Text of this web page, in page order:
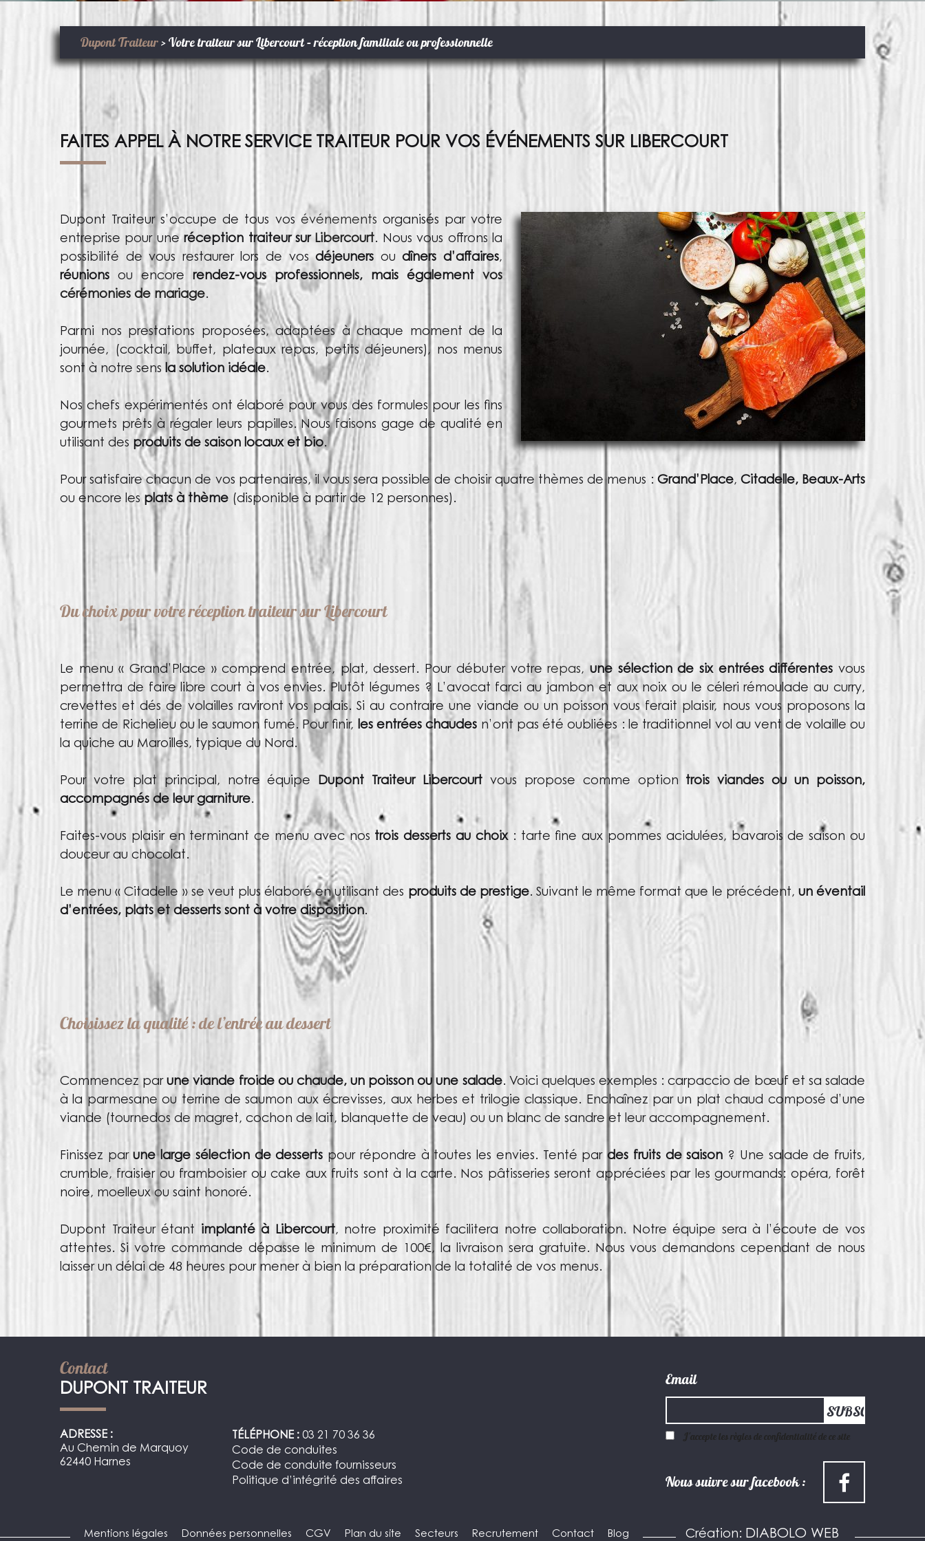
Dupont Traiteur>Votre traiteur sur Libercourt – réception familiale ou professionnelle
FAITES APPEL À NOTRE SERVICE TRAITEUR POUR VOS ÉVÉNEMENTS SUR LIBERCOURT
Dupont Traiteur s’occupe de tous vos événements organisés par votre
entreprise pour uneréception traiteur sur Libercourt. Nous vous offrons la
possibilité de vous restaurer lors de vosdéjeuners oudîners d’affaires,
réunions ou encore rendez-vous professionnels, mais également vos
cérémonies de mariage.
Parmi nos prestations proposées, adaptées à chaque moment de la
journée, (cocktail, buffet, plateaux repas, petits déjeuners), nos menus
sont à notre sens la solution idéale.
Nos chefs expérimentés ont élaboré pour vous des formules pour les fins
gourmets prêts à régaler leurs papilles. Nous faisons gage de qualité en
utilisant des produits de saison locaux et bio.
Pour satisfaire chacun de vos partenaires, il vous sera possible de choisir quatre thèmes de menus : Grand’Place, Citadelle, Beaux-Arts
ou encore les plats à thème (disponible à partir de 12 personnes).
Du choix pour votre réception traiteur sur Libercourt
Le menu « Grand’Place » comprend entrée, plat, dessert. Pour débuter votrerepas, une sélection de six entrées différentes vous
permettra de faire libre court à vos envies. Plutôt légumes ? L’avocat farci au jambon et aux noix ou le céleri rémoulade au curry,
crevettes et dés de volailles raviront vos palais. Si au contraire une viande ou un poisson vous ferait plaisir, nous vous proposons la
terrine de Richelieu ou le saumon fumé. Pour finir, les entrées chaudes n’ont pas été oubliées : le traditionnel vol au vent de volaille ou
la quiche au Maroilles, typique du Nord.
Pour votre plat principal, notre équipe Dupont Traiteur Libercourt vous propose comme option trois viandes ou un poisson,
accompagnés de leur garniture.
Faites-vous plaisir en terminant ce menu avec nos trois desserts au choix : tarte fine aux pommes acidulées, bavarois de saison ou
douceur au chocolat.
Le menu « Citadelle » se veut plus élaboré en utilisant des produits de prestige. Suivant le même format que le précédent, un éventail
d’entrées, plats et desserts sont à votre disposition.
Choisissez la qualité : de l’entrée au dessert
Commencez parune viande froide ou chaude, un poisson ou une salade. Voici quelques exemples : carpaccio de bœuf et sa salade
à la parmesane ou terrine de saumon aux écrevisses, aux herbes et trilogie classique. Enchaînez par un plat chaud composé d’une
viande (tournedos de magret, cochon de lait, blanquette de veau) ou un blanc de sandre et leur accompagnement.
Finissez parune large sélection de desserts pour répondre à toutes les envies. Tenté pardes fruits de saison ? Une salade de fruits,
crumble, fraisier ou framboisier ou cake aux fruits sont à la carte. Nos pâtisseries seront appréciées par les gourmands: opéra, forêt
noire, moelleux ou saint honoré.
Dupont Traiteur étant implanté à Libercourt, notre proximité facilitera notre collaboration. Notre équipe sera à l’écoute de vos
attentes. Si votre commande dépasse le minimum de 100€, la livraison sera gratuite. Nous vous demandons cependant de nous
laisser un délai de 48 heures pour mener à bien la préparation de la totalité de vos menus.
Contact
DUPONT TRAITEUR
ADRESSE :
Au Chemin de Marquoy
62440 Harnes
TÉLÉPHONE : 03 21 70 36 36
Code de conduites
Code de conduite fournisseurs
Politique d’intégrité des affaires
Email
J'accepte les règles de confidentialité de ce site
Nous suivre sur facebook :
Mentions légales Données personnelles CGV Plan du site Secteurs Recrutement Contact Blog Création: DIABOLO WEB